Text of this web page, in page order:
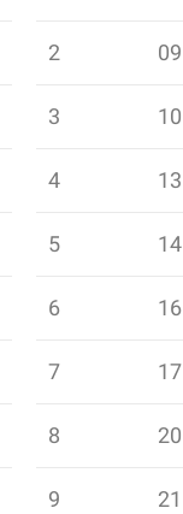
2
3
4
5
6
7
8
9